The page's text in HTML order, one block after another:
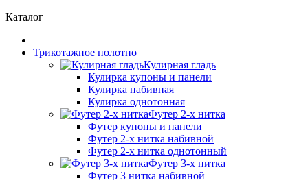
Каталог
Трикотажное полотно
Кулирная гладь
Кулирка купоны и панели
Кулирка набивная
Кулирка однотонная
Футер 2-х нитка
Футер купоны и панели
Футер 2-х нитка набивной
Футер 2-х нитка однотонный
Футер 3-х нитка
Футер 3 нитка набивной